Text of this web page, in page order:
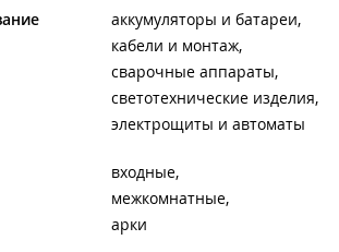
пленка самоклеющаяся,
(паркет, линолеум, пороги,
(кафель, панели МДФ и ПВХ),
шторы, жалюзи,
Виктория
аккумуляторы и батареи
кабели и монтаж
сварочные аппараты
светотехнические изделия
электрощиты и автоматы
входные
межкомнатные
арки